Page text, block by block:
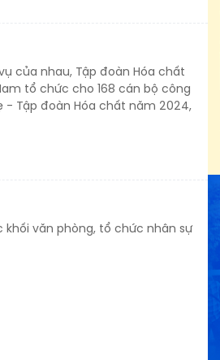
của nhau, Tập đoàn Hóa chất
tổ chức cho 168 cán bộ công
- Tập đoàn Hóa chất năm 2024,
văn phòng, tổ chức nhân sự